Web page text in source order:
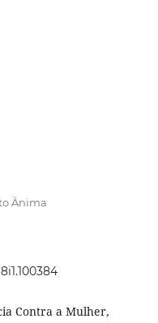
Ânima
Contra a Mulher,